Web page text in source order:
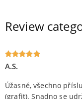
Review
Oceniony
A.S.
Úžasné, všechno
(grafit). Snadno se